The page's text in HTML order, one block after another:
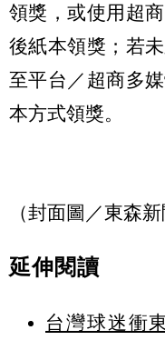
領獎，或使用超
後紙本領獎；若
至平台／超商多
本方式領獎。
（封面圖／東森新
延伸閱讀
台灣球迷衝